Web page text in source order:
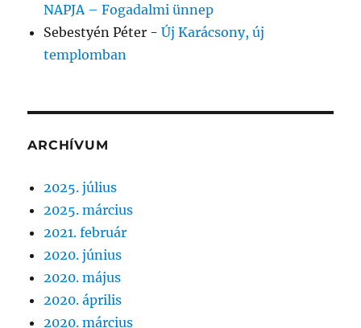
NAPJA – Fogadalmi ünnep
Sebestyén Péter -Új Karácsony, új
templomban
ARCHÍVUM
2025. július
2025. március
2021. február
2020. június
2020. május
2020. április
2020. március